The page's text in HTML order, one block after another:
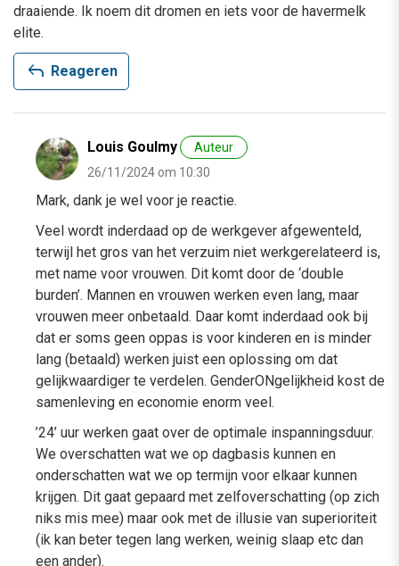
draaiende. Ik noem dit dromen en iets voor de havermelk
elite.
reply Reageren
Louis Goulmy
Auteur
26/11/2024 om 10:30
Mark, dank je wel voor je reactie.
Veel wordt inderdaad op de werkgever afgewenteld,
terwijl het gros van het verzuim niet werkgerelateerd is,
met name voor vrouwen. Dit komt door de ‘double
burden’. Mannen en vrouwen werken even lang, maar
vrouwen meer onbetaald. Daar komt inderdaad ook bij
dat er soms geen oppas is voor kinderen en is minder
lang (betaald) werken juist een oplossing om dat
gelijkwaardiger te verdelen. GenderONgelijkheid kost de
samenleving en economie enorm veel.
’24’ uur werken gaat over de optimale inspanningsduur.
We overschatten wat we op dagbasis kunnen en
onderschatten wat we op termijn voor elkaar kunnen
krijgen. Dit gaat gepaard met zelfoverschatting (op zich
niks mis mee) maar ook met de illusie van superioriteit
(ik kan beter tegen lang werken, weinig slaap etc dan
een ander).